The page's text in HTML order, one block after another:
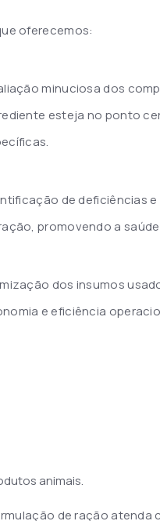
oferecemos:
minuciosa dos
esteja no ponto
de deficiências
promovendo a
dos insumos
e eficiência
animais.
de ração